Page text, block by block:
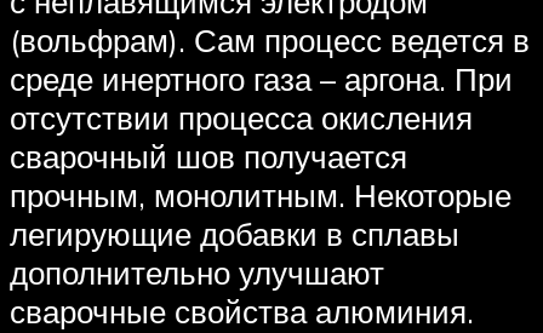
(вольфрам). Сам процесс ведется в
среде инертного газа – аргона. При
отсутствии процесса окисления
сварочный шов получается
прочным, монолитным. Некоторые
легирующие добавки в сплавы
дополнительно улучшают
сварочные свойства алюминия.